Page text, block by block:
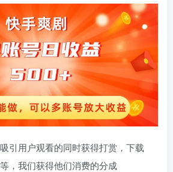
引用户观看的同时获得打赏，下载
，我们获得他们消费的分成